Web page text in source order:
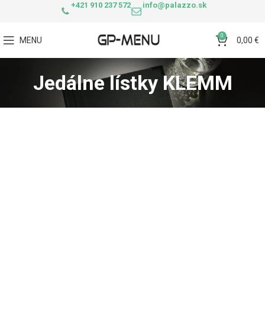
+421 910 237 572 info@palazzo.sk
MENU 0 0,00 €
Jedálne lístky KLEMM